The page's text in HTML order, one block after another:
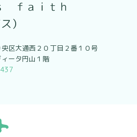
ｆａｉｔｈ
）
通西２０丁目２番１０号
タ円山１階